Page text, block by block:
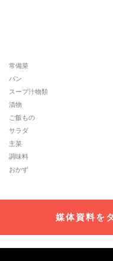
常備菜
パン
スープ汁物類
漬物
ご飯もの
サラダ
主菜
調味料
おかず
媒体資料を